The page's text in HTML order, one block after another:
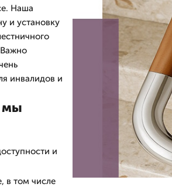
Наша
и установку
инвалидов и
мы
и
в том числе